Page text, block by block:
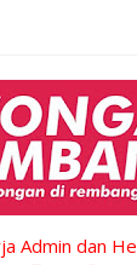
Admin dan